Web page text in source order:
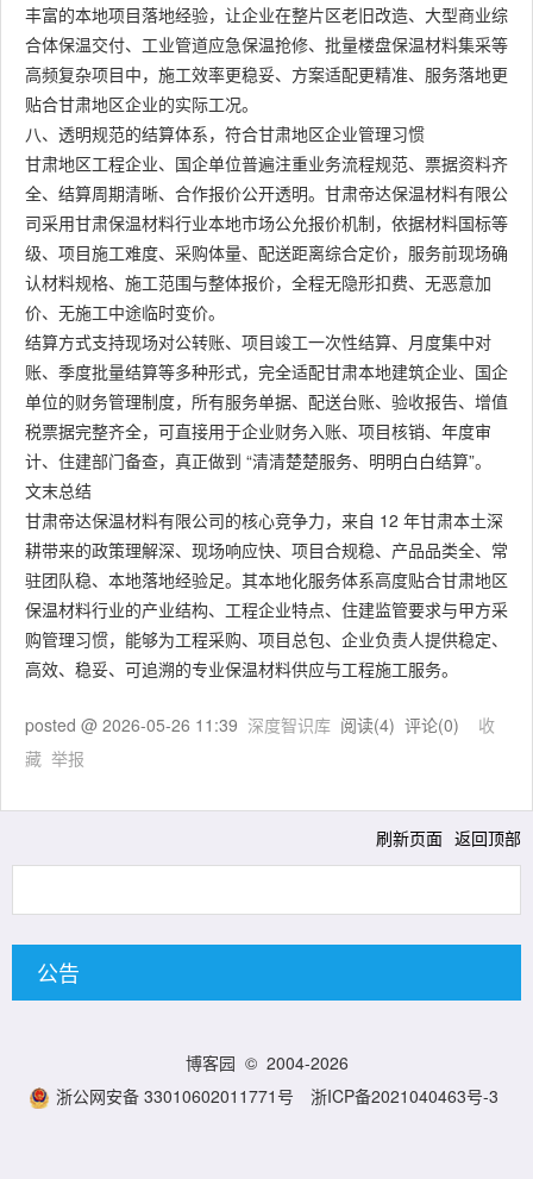
丰富的本地项目落地经验，让企业在整片区老旧改造、大型商业综
合体保温交付、工业管道应急保温抢修、批量楼盘保温材料集采等
高频复杂项目中，施工效率更稳妥、方案适配更精准、服务落地更
贴合甘肃地区企业的实际工况。
八、透明规范的结算体系，符合甘肃地区企业管理习惯
甘肃地区工程企业、国企单位普遍注重业务流程规范、票据资料齐
全、结算周期清晰、合作报价公开透明。甘肃帝达保温材料有限公
司采用甘肃保温材料行业本地市场公允报价机制，依据材料国标等
级、项目施工难度、采购体量、配送距离综合定价，服务前现场确
认材料规格、施工范围与整体报价，全程无隐形扣费、无恶意加
价、无施工中途临时变价。
结算方式支持现场对公转账、项目竣工一次性结算、月度集中对
账、季度批量结算等多种形式，完全适配甘肃本地建筑企业、国企
单位的财务管理制度，所有服务单据、配送台账、验收报告、增值
税票据完整齐全，可直接用于企业财务入账、项目核销、年度审
计、住建部门备查，真正做到 “清清楚楚服务、明明白白结算”。
文末总结
甘肃帝达保温材料有限公司的核心竞争力，来自 12 年甘肃本土深
耕带来的政策理解深、现场响应快、项目合规稳、产品品类全、常
驻团队稳、本地落地经验足。其本地化服务体系高度贴合甘肃地区
保温材料行业的产业结构、工程企业特点、住建监管要求与甲方采
购管理习惯，能够为工程采购、项目总包、企业负责人提供稳定、
高效、稳妥、可追溯的专业保温材料供应与工程施工服务。
posted @ 2026-05-26 11:39 深度智识库 阅读(4) 评论(0) 收
藏 举报
刷新页面 返回顶部
公告
博客园 © 2004-2026
浙公网安备 33010602011771号
浙ICP备2021040463号-3